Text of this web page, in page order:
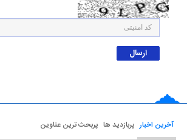
آخرین اخبار پربازدید ها پربحث ترین عناوین